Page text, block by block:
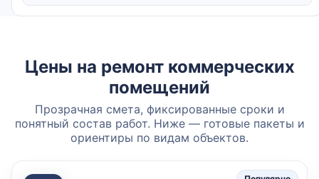
Цены на ремонт коммерческих
помещений
Прозрачная смета, фиксированные сроки и
понятный состав работ. Ниже — готовые пакеты и
ориентиры по видам объектов.